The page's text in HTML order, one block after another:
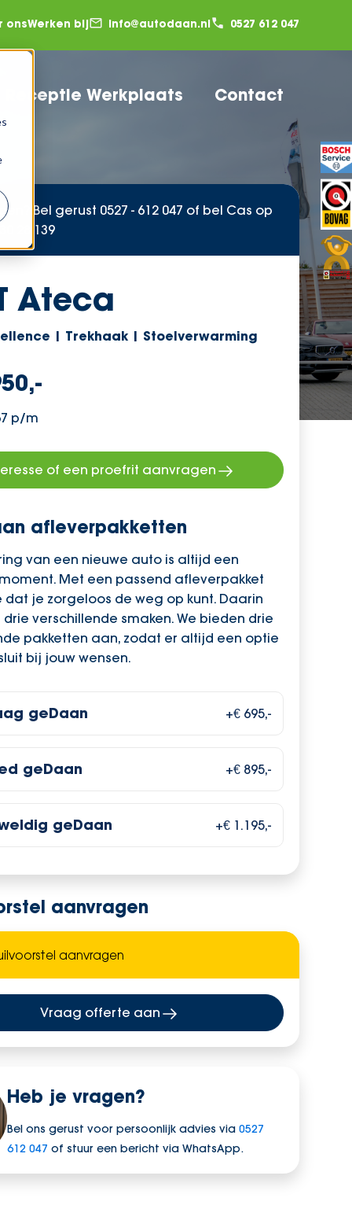
onsWerken bij info@autodaan.nl 0527 612 047
Receptie Werkplaats Contact
Bel gerust 0527 - 612 047 of bel Cas op
28 139
Ateca
| Trekhaak | Stoelverwarming
p/m
of een proefrit aanvragen
afleverpakketten
van een nieuwe auto is altijd een
Met een passend afleverpakket
dat je zorgeloos de weg op kunt. Daarin
verschillende smaken. We bieden drie
pakketten aan, zodat er altijd een optie
bij jouw wensen.
geDaan +€ 695,-
geDaan +€ 895,-
geDaan +€ 1.195,-
aanvragen
Vraag offerte aan
Heb je vragen?
Bel ons gerust voor persoonlijk advies via 0527
612 047 of stuur een bericht via WhatsApp.